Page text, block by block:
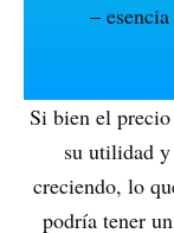
–
Si bien el
su utilidad
creciendo, lo
podría tener